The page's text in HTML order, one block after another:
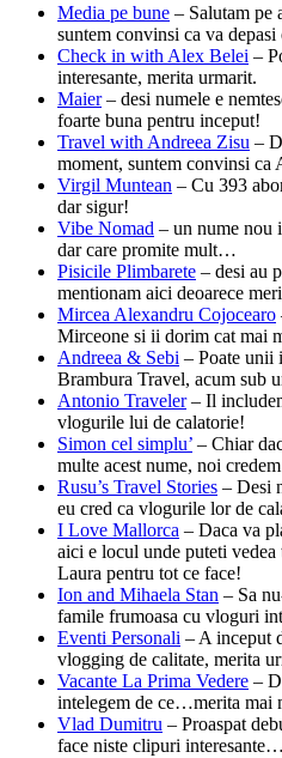
Media pe bune – Salutam pe
suntem convinsi ca va
Check in with Alex Belei –
interesante, merita urmarit.
Maier– desi numele e
foarte buna pentru inceput!
Travel with Andreea Zisu –
moment, suntem convinsi ca
Virgil Muntean – Cu 393
dar sigur!
Vibe Nomad – un nume nou
dar care promite mult…
Pisicile Plimbarete – desi au
mentionam aici deoarece
Mircea Alexandru Cojocearo
Mirceone si ii dorim cat mai
Andreea & Sebi – Poate unii
Brambura Travel, acum sub
Antonio Traveler– Il
vlogurile lui de calatorie!
Simon cel simplu’ – Chiar
multe acest nume, noi
Rusu’s Travel Stories – Desi
eu cred ca vlogurile lor de
I Love Mallorca – Daca va
aici e locul unde puteti
Laura pentru tot ce face!
Ion and Mihaela Stan – Sa
famile frumoasa cu vloguri
Eventi Personali – A inceput
vlogging de calitate, merita
Vacante La Prima Vedere –
intelegem de ce…merita mai
Vlad Dumitru – Proaspat
face niste clipuri interesante…